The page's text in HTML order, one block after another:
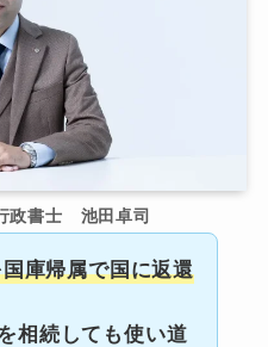
政書士 池田卓司
庫帰属で国に返還
相続しても使い道